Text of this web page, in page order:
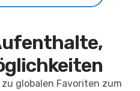
globalen Favoriten zum